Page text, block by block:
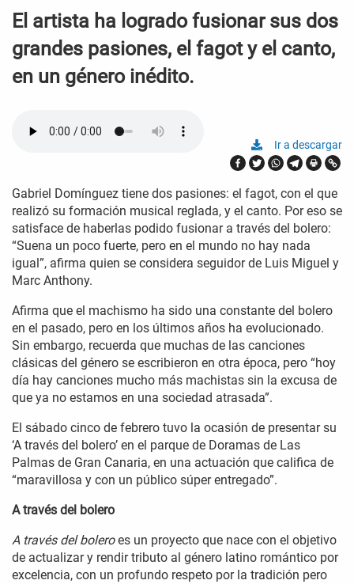
El artista ha logrado fusionar sus dos
grandes pasiones, el fagot y el canto,
en un género inédito.
Ir a descargar
Gabriel Domínguez tiene dos pasiones: el fagot, con el que
realizó su formación musical reglada, y el canto. Por eso se
satisface de haberlas podido fusionar a través del bolero:
“Suena un poco fuerte, pero en el mundo no hay nada
igual”, afirma quien se considera seguidor de Luis Miguel y
Marc Anthony.
Afirma que el machismo ha sido una constante del bolero
en el pasado, pero en los últimos años ha evolucionado.
Sin embargo, recuerda que muchas de las canciones
clásicas del género se escribieron en otra época, pero “hoy
día hay canciones mucho más machistas sin la excusa de
que ya no estamos en una sociedad atrasada”.
El sábado cinco de febrero tuvo la ocasión de presentar su
‘A través del bolero’ en el parque de Doramas de Las
Palmas de Gran Canaria, en una actuación que califica de
“maravillosa y con un público súper entregado”.
A través del bolero
A través del boleroes un proyecto que nace con el objetivo
de actualizar y rendir tributo al género latino romántico por
excelencia, con un profundo respeto por la tradición pero